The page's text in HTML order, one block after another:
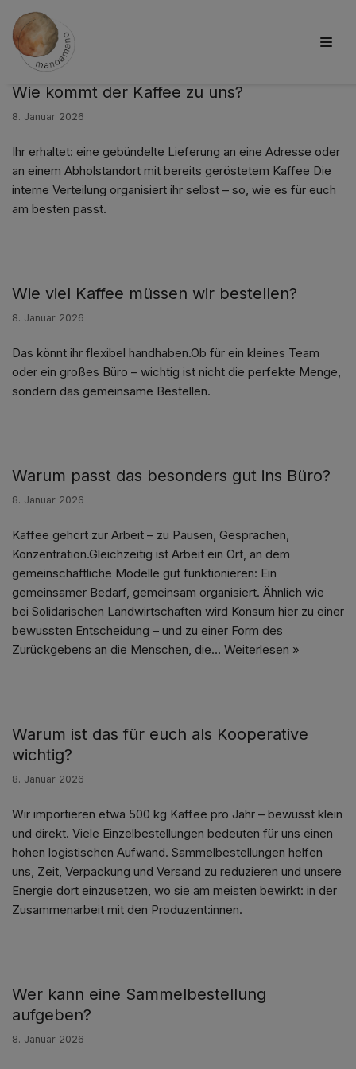
Zum
Inhalt
springen
FAQs
Wie kommt der Kaffee zu uns?
8. Januar 2026
Ihr erhaltet: eine gebündelte Lieferung an eine Adresse oder
an einem Abholstandort mit bereits geröstetem Kaffee Die
interne Verteilung organisiert ihr selbst – so, wie es für euch
am besten passt.
Wie viel Kaffee müssen wir bestellen?
8. Januar 2026
Das könnt ihr flexibel handhaben.Ob für ein kleines Team
oder ein großes Büro – wichtig ist nicht die perfekte Menge,
sondern das gemeinsame Bestellen.
Warum passt das besonders gut ins Büro?
8. Januar 2026
Kaffee gehört zur Arbeit – zu Pausen, Gesprächen,
Konzentration.Gleichzeitig ist Arbeit ein Ort, an dem
gemeinschaftliche Modelle gut funktionieren: Ein
gemeinsamer Bedarf, gemeinsam organisiert. Ähnlich wie
bei Solidarischen Landwirtschaften wird Konsum hier zu einer
bewussten Entscheidung – und zu einer Form des
Zurückgebens an die Menschen, die… Weiterlesen »
Warum ist das für euch als Kooperative
wichtig?
8. Januar 2026
Wir importieren etwa 500 kg Kaffee pro Jahr – bewusst klein
und direkt. Viele Einzelbestellungen bedeuten für uns einen
hohen logistischen Aufwand. Sammelbestellungen helfen
uns, Zeit, Verpackung und Versand zu reduzieren und unsere
Energie dort einzusetzen, wo sie am meisten bewirkt: in der
Zusammenarbeit mit den Produzent:innen.
Wer kann eine Sammelbestellung
aufgeben?
8. Januar 2026